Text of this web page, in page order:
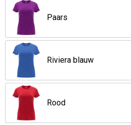
Paars
Riviera blauw
Rood